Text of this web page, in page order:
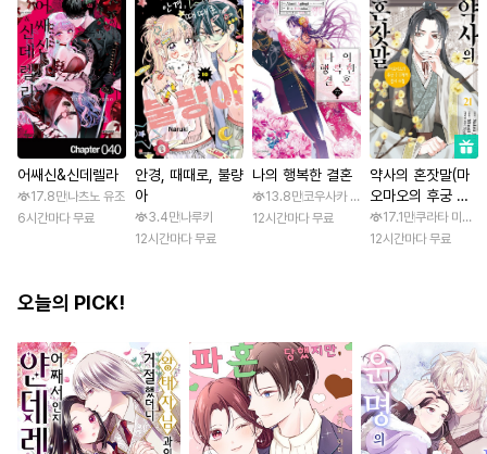
어쌔신&신데렐라
17.8만나츠노 유조
6시간마다 무료
안경, 때때로, 불량
아
3.4만나루키
12시간마다 무료
나의 행복한 결혼
13.8만코우사카 리토 / 아기토기 아쿠미
12시간마다 무료
약사의 혼잣말(마
오마오의 후궁 수
수께끼 풀이수첩)
17.1만쿠라타 미노
12시간마다 무료
오늘의 PICK!